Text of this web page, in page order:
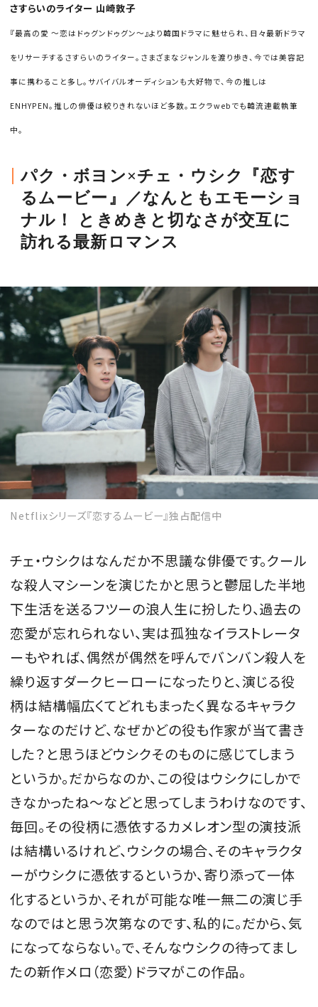
さすらいのライター 山崎敦子
『最高の愛 〜恋はドゥグンドゥグン〜』より韓国ドラマに魅せられ、日々最新ドラマ
をリサーチするさすらいのライター。さまざまなジャンルを渡り歩き、今では美容記
事に携わること多し。サバイバルオーディションも大好物で、今の推しは
ENHYPEN。推しの俳優は絞りきれないほど多数。エクラwebでも韓流連載執筆
中。
パク・ボヨン×チェ・ウシク『恋す
るムービー』／なんともエモーショ
ナル！ ときめきと切なさが交互に
訪れる最新ロマンス
Netflixシリーズ『恋するムービー』独占配信中
チェ・ウシクはなんだか不思議な俳優です。クール
な殺人マシーンを演じたかと思うと鬱屈した半地
下生活を送るフツーの浪人生に扮したり、過去の
恋愛が忘れられない、実は孤独なイラストレータ
ーもやれば、偶然が偶然を呼んでバンバン殺人を
繰り返すダークヒーローになったりと、演じる役
柄は結構幅広くてどれもまったく異なるキャラク
ターなのだけど、なぜかどの役も作家が当て書き
した？と思うほどウシクそのものに感じてしまう
というか。だからなのか、この役はウシクにしかで
きなかったね〜などと思ってしまうわけなのです、
毎回。その役柄に憑依するカメレオン型の演技派
は結構いるけれど、ウシクの場合、そのキャラクタ
ーがウシクに憑依するというか、寄り添って一体
化するというか、それが可能な唯一無二の演じ手
なのではと思う次第なのです、私的に。だから、気
になってならない。で、そんなウシクの待ってまし
たの新作メロ（恋愛）ドラマがこの作品。